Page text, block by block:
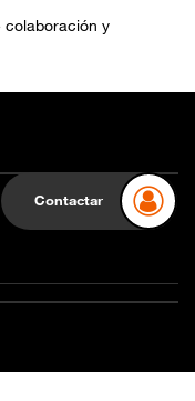
colaboración y
Contactar
pestaña del navegador
en una nouvelle pestaña del
- abrir en una nouvelle pestaña
en youtube - abrir en una nouvelle